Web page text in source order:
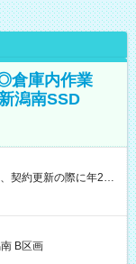
倉庫内作業
潟南SSD
契約更新の際に年2回
深夜割増賃金 (22:00～
与は本採用時と同じ
B区画